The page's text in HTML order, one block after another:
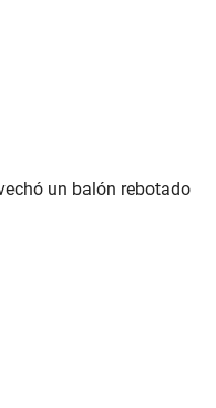
un balón rebotado